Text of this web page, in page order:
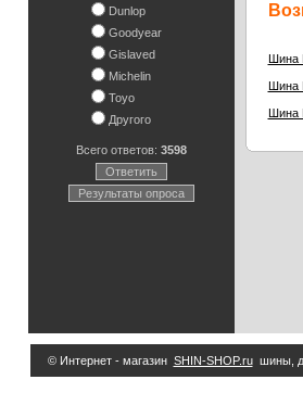
Dunlop
Goodyear
Gislaved
Michelin
Toyo
Другого
Всего ответов: 3598
Ответить
Результаты опроса
Шина
Шина
Шина
© Интернет - магазин SHIN-SHOP.ruшины,